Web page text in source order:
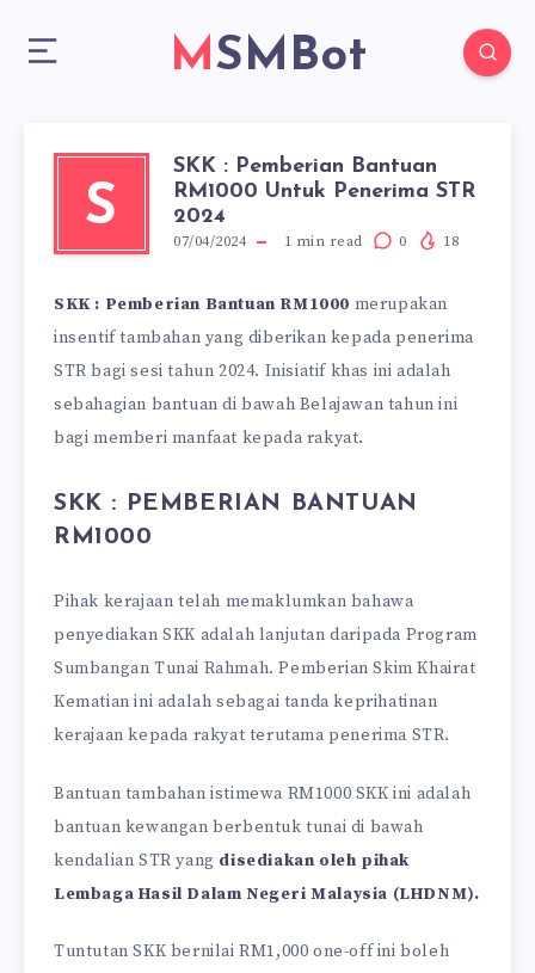
MSMBot
S
SKK : Pemberian Bantuan
RM1000 Untuk Penerima STR
2024
07/04/2024 1 min read 0 18
SKK : Pemberian Bantuan RM1000 merupakan
insentif tambahan yang diberikan kepada penerima
STR bagi sesi tahun 2024. Inisiatif khas ini adalah
sebahagian bantuan di bawah Belajawan tahun ini
bagi memberi manfaat kepada rakyat.
SKK : PEMBERIAN BANTUAN
RM1000
Pihak kerajaan telah memaklumkan bahawa
penyediakan SKK adalah lanjutan daripada Program
Sumbangan Tunai Rahmah. Pemberian Skim Khairat
Kematian ini adalah sebagai tanda keprihatinan
kerajaan kepada rakyat terutama penerima STR.
Bantuan tambahan istimewa RM1000 SKK ini adalah
bantuan kewangan berbentuk tunai di bawah
kendalian STR yang disediakan oleh pihak
Lembaga Hasil Dalam Negeri Malaysia (LHDNM).
Tuntutan SKK bernilai RM1,000 one-off ini boleh